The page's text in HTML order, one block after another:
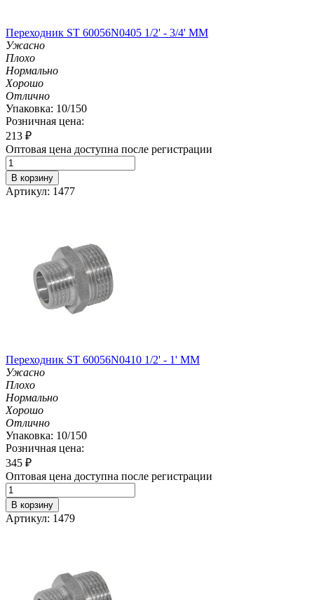
Переходник ST 60056N0405 1/2' - 3/4' MM
Ужасно
Плохо
Нормально
Хорошо
Отлично
Упаковка: 10/150
Розничная цена:
213 ₽
Оптовая цена доступна после регистрации
В корзину
Артикул: 1477
Переходник ST 60056N0410 1/2' - 1' MM
Ужасно
Плохо
Нормально
Хорошо
Отлично
Упаковка: 10/150
Розничная цена:
345 ₽
Оптовая цена доступна после регистрации
В корзину
Артикул: 1479